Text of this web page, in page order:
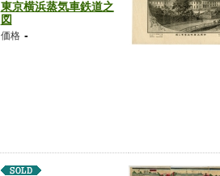
東京横浜蒸気車鉄道之
図
価格 -